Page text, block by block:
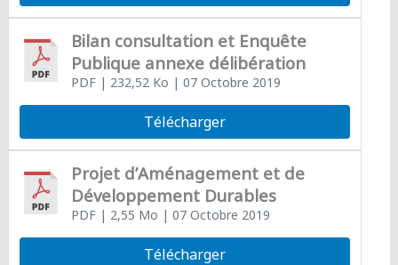
Bilan consultation et Enquête
Publique annexe délibération
PDF| 232,52 Ko | 07 Octobre 2019
Télécharger
Projet d’Aménagement et de
Développement Durables
PDF| 2,55 Mo | 07 Octobre 2019
Télécharger